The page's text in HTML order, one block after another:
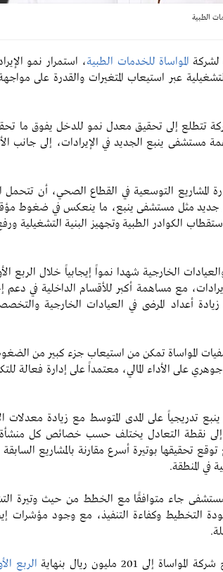
الطبية
لشركة المواساة للخدمات الطبية، استمرار نمو
التحديات التشغيلية عبر استيعاب المتغيرات والقدرة
تتطلع إلى تحقيق معدل نمو للدخل يفوق ما
مستشفى ينبع الجديد في الإيرادات، إلى جانب
التوسعية في القطاع الصحي، أن تتحمل
جديد مثل مستشفى ينبع، ما ينعكس في ضغوط
الكوادر الطبية وتجهيز البنية التشغيلية
الخارجية شهدا نمواً إيجابياً خلال الربع
مع مساهمة أكبر للأقسام الداخلية في دعم
أعداد المرضى في العيادات الخارجية
المواساة تمكن من استيعاب جزء كبير من
على الأداء المالي، معتمداً على إدارة فعالة
ينبع تدريجياً على المدى المتوسط مع زيادة
إلى نقطة التعادل يختلف حسب خصائص كل منشأة
تحقيقها بوتيرة أسرع مقارنة بالمشاريع
في المنطقة.
جاء متوافقًا مع الخطط من حيث وتيرة
التخطيط وكفاءة التنفيذ، مع وجود مؤشرات
إلى 201 مليون ريال بنهاية الربع